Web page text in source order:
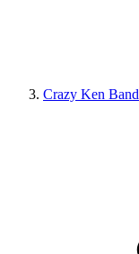
Crazy Ken Band